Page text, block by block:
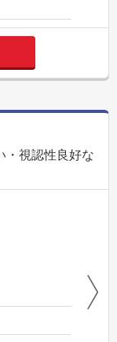
・視認性良好な